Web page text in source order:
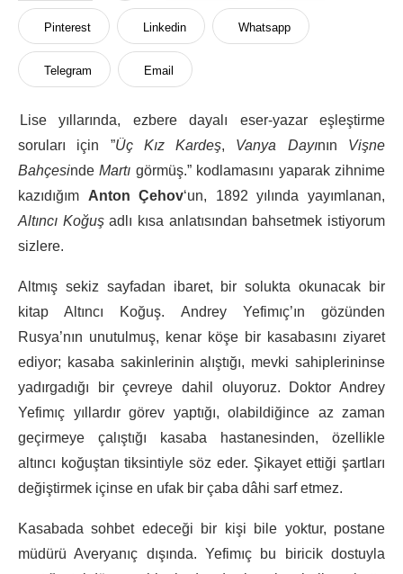
Pinterest Linkedin Whatsapp
Telegram Email
Lise yıllarında, ezbere dayalı eser-yazar eşleştirme
soruları için ”Üç Kız Kardeş, Vanya Dayının Vişne
BahçesindeMartı görmüş.” kodlamasını yaparak zihnime
kazıdığım Anton Çehov‘un, 1892 yılında yayımlanan,
Altıncı Koğuşadlı kısa anlatısından bahsetmek istiyorum
sizlere.
Altmış sekiz sayfadan ibaret, bir solukta okunacak bir
kitap Altıncı Koğuş. Andrey Yefimıç’ın gözünden
Rusya’nın unutulmuş, kenar köşe bir kasabasını ziyaret
ediyor; kasaba sakinlerinin alıştığı, mevki sahiplerininse
yadırgadığı bir çevreye dahil oluyoruz. Doktor Andrey
Yefimıç yıllardır görev yaptığı, olabildiğince az zaman
geçirmeye çalıştığı kasaba hastanesinden, özellikle
altıncı koğuştan tiksintiyle söz eder. Şikayet ettiği şartları
değiştirmek içinse en ufak bir çaba dâhi sarf etmez.
Kasabada sohbet edeceği bir kişi bile yoktur, postane
müdürü Averyanıç dışında. Yefimıç bu biricik dostuyla